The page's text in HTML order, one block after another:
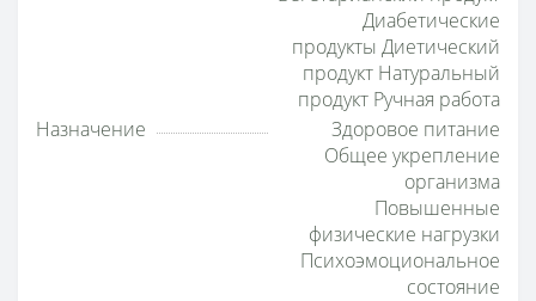
Диабетические
продукты Диетический
продукт Натуральный
продукт Ручная работа
Назначение
Здоровое питание
Общее укрепление
организма
Повышенные
физические нагрузки
Психоэмоциональное
состояние